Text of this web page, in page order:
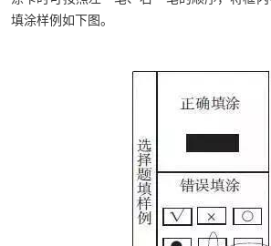
填涂样例如下图。